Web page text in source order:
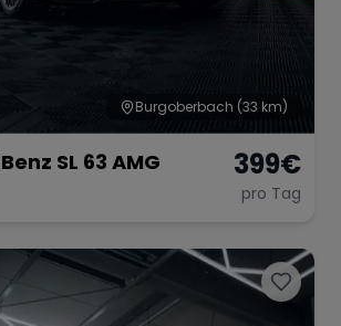
Burgoberbach (33 km)
SL 63 AMG 399€
pro Tag